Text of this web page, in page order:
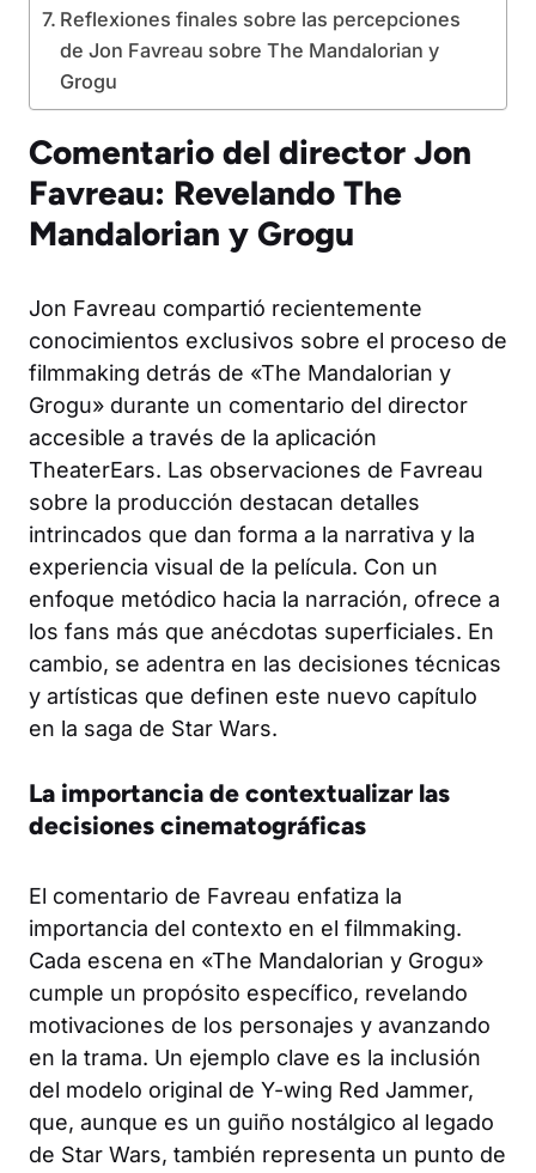
Reflexiones finales sobre las percepciones
de Jon Favreau sobre The Mandalorian y
Grogu
Comentario del director Jon
Favreau: Revelando The
Mandalorian y Grogu
Jon Favreau compartió recientemente
conocimientos exclusivos sobre el proceso de
filmmaking detrás de «The Mandalorian y
Grogu» durante un comentario del director
accesible a través de la aplicación
TheaterEars. Las observaciones de Favreau
sobre la producción destacan detalles
intrincados que dan forma a la narrativa y la
experiencia visual de la película. Con un
enfoque metódico hacia la narración, ofrece a
los fans más que anécdotas superficiales. En
cambio, se adentra en las decisiones técnicas
y artísticas que definen este nuevo capítulo
en la saga de Star Wars.
La importancia de contextualizar las
decisiones cinematográficas
El comentario de Favreau enfatiza la
importancia del contexto en el filmmaking.
Cada escena en «The Mandalorian y Grogu»
cumple un propósito específico, revelando
motivaciones de los personajes y avanzando
en la trama. Un ejemplo clave es la inclusión
del modelo original de Y-wing Red Jammer,
que, aunque es un guiño nostálgico al legado
de Star Wars, también representa un punto de